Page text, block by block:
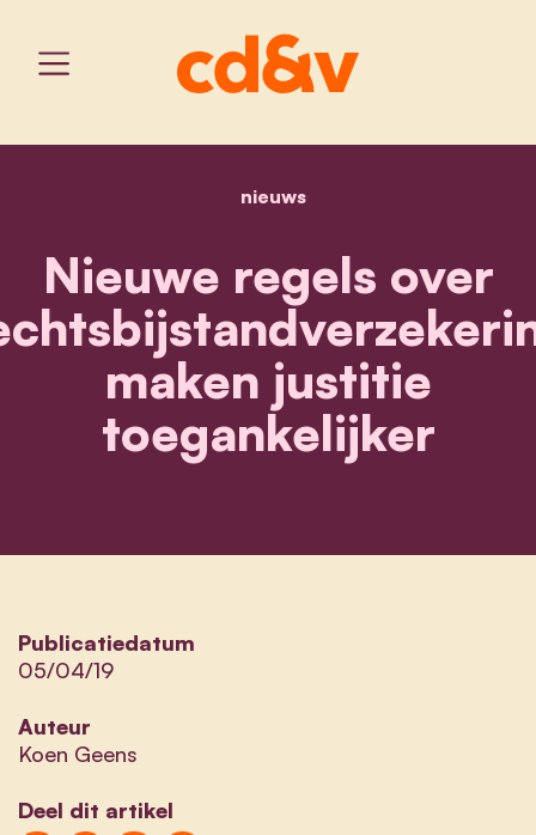
home
nieuwsnieuwe regels over
Nieuwe regels over
maken justitie
toegankelijker
Publicatiedatum
05/04/19
Auteur
Koen Geens
Deel dit artikel